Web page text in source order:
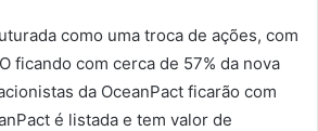
como uma troca de ações, com
ficando com cerca de 57% da nova
da OceanPact ficarão com
é listada e tem valor de